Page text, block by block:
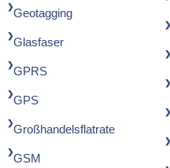
Geotagging
Glasfaser
GPRS
GPS
Großhandelsflatrate
GSM